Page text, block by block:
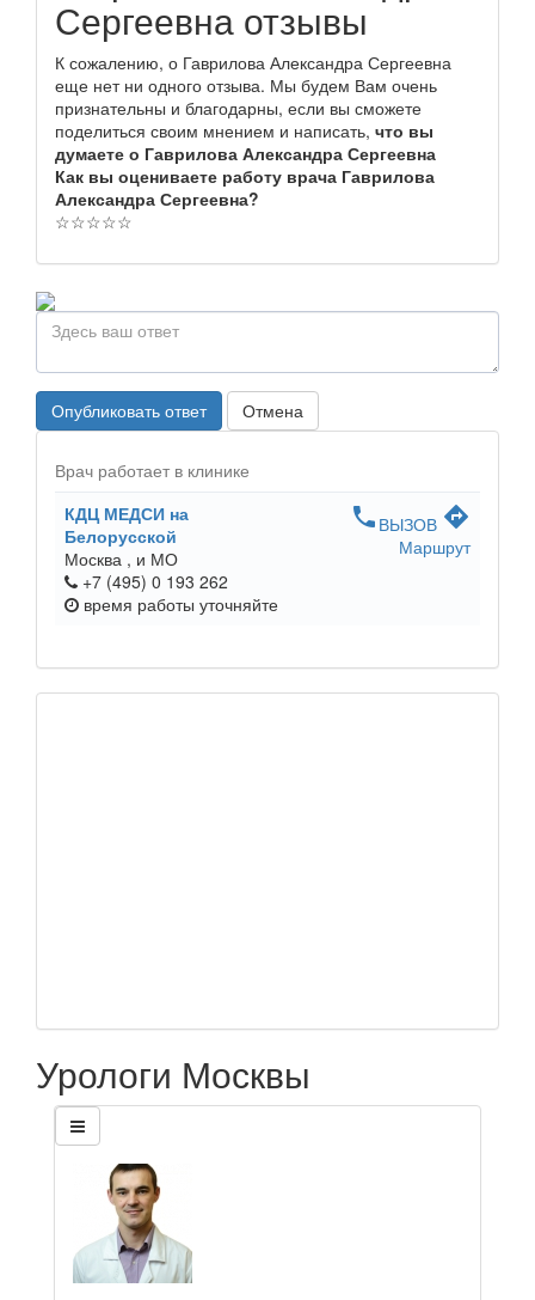
Сергеевна отзывы
К сожалению, о Гаврилова Александра Сергеевна
еще нет ни одного отзыва. Мы будем Вам очень
признательны и благодарны, если вы сможете
поделиться своим мнением и написать, что вы
думаете о Гаврилова Александра Сергеевна
Как вы оцениваете работу врача Гаврилова
Александра Сергеевна?
☆☆☆☆☆
Опубликовать ответ Отмена
Врач работает в клинике
КДЦ МЕДСИ на
Белорусской
Москва , и МО
+7 (495) 0 193 262
время работы уточняйте
phone ВЫЗОВ directions
Маршрут
Урологи Москвы